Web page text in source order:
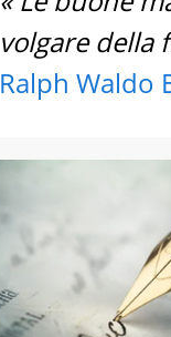
volgare della
Ralph Waldo